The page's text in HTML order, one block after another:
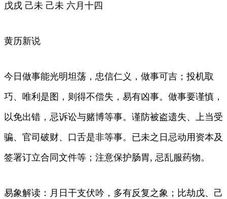
戊戌 己未 己未 六月十四
黄历新说
今日做事能光明坦荡，忠信仁义，做事可吉；投机取
巧、唯利是图，则得不偿失，易有凶事。做事要谨慎，
以免出错，忌诉讼与赌博等事。谨防被盗遗失、上当受
骗、官司破财、口舌是非等事。已未之日忌动用资本及
签署订立合同文件等；注意保护肠胃, 忌乱服药物。
易象解读：月日干支伏吟，多有反复之象；比劫戊、己